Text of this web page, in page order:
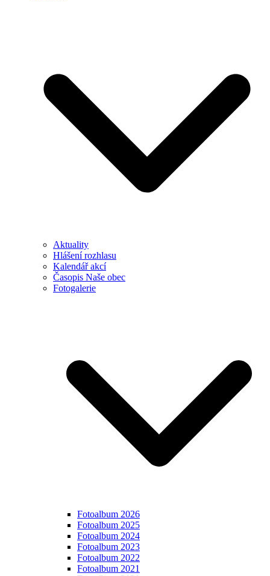
Aktuality
Hlášení rozhlasu
Kalendář akcí
Časopis Naše obec
Fotogalerie
Fotoalbum 2026
Fotoalbum 2025
Fotoalbum 2024
Fotoalbum 2023
Fotoalbum 2022
Fotoalbum 2021